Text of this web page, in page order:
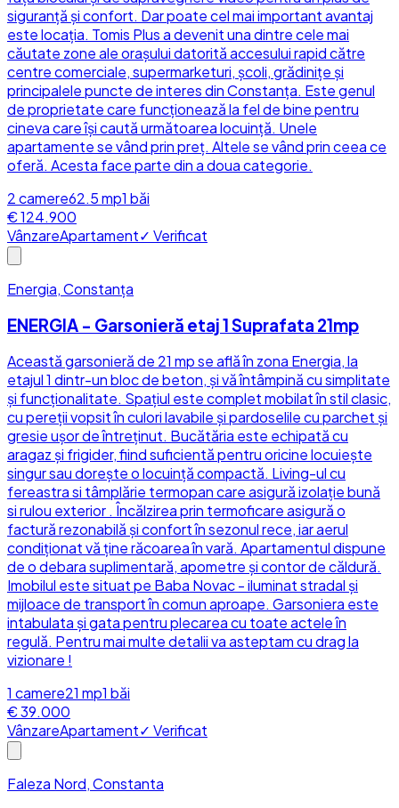
siguranță și confort. Dar poate cel mai important avantaj
este locația. Tomis Plus a devenit una dintre cele mai
căutate zone ale orașului datorită accesului rapid către
centre comerciale, supermarketuri, școli, grădinițe și
principalele puncte de interes din Constanța. Este genul
de proprietate care funcționează la fel de bine pentru
cineva care își caută următoarea locuință. Unele
apartamente se vând prin preț. Altele se vând prin ceea ce
oferă. Acesta face parte din a doua categorie.
2camere62.5mp1 băi
€ 124.900
VânzareApartament✓ Verificat
Energia, Constanța
ENERGIA - Garsonieră etaj 1 Suprafata 21mp
Această garsonieră de 21 mp se află în zona Energia, la
etajul 1 dintr-un bloc de beton, și vă întâmpină cu simplitate
și funcționalitate. Spațiul este complet mobilat în stil clasic,
cu pereții vopsit în culori lavabile și pardoselile cu parchet și
gresie ușor de întreținut. Bucătăria este echipată cu
aragaz și frigider, fiind suficientă pentru oricine locuiește
singur sau dorește o locuință compactă. Living-ul cu
fereastra si tâmplărie termopan care asigură izolație bună
si rulou exterior . Încălzirea prin termoficare asigură o
factură rezonabilă și confort în sezonul rece, iar aerul
condiționat vă ține răcoarea în vară. Apartamentul dispune
de o debara suplimentară, apometre și contor de căldură.
Imobilul este situat pe Baba Novac - iluminat stradal și
mijloace de transport în comun aproape. Garsoniera este
intabulata și gata pentru plecarea cu toate actele în
regulă. Pentru mai multe detalii va asteptam cu drag la
vizionare !
1 camere21 mp1 băi
€ 39.000
VânzareApartament✓ Verificat
Faleza Nord, Constanta